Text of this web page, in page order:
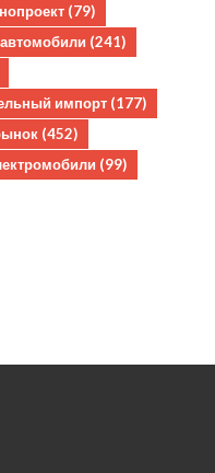
(79)
(241)
импорт (177)
(452)
(99)